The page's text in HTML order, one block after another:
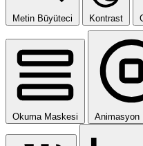
Metin Büyüteci Kontrast
Okuma Maskesi Animasyon